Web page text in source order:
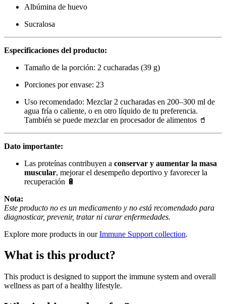
Albúmina de huevo
Sucralosa
Especificaciones del producto:
Tamaño de la porción: 2 cucharadas (39 g)
Porciones por envase: 23
Uso recomendado: Mezclar 2 cucharadas en 200–300 ml de
agua fría o caliente, o en otro líquido de tu preferencia.
También se puede mezclar en procesador de alimentos 🥤
Dato importante:
Las proteínas contribuyen a conservar y aumentar la masa
muscular, mejorar el desempeño deportivo y favorecer la
recuperación 🔋
Nota:
Este producto no es un medicamento y no está recomendado para
diagnosticar, prevenir, tratar ni curar enfermedades.
Explore more products in ourImmune Support collection.
What is this product?
This product is designed to support the immune system and overall
wellness as part of a healthy lifestyle.